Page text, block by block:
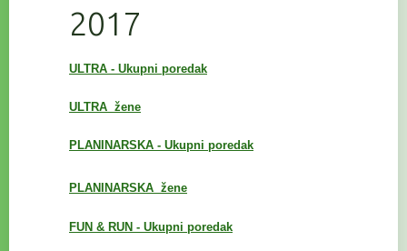
2017
ULTRA - Ukupni poredak
ULTRA žene
PLANINARSKA - Ukupni poredak
PLANINARSKA žene
FUN & RUN - Ukupni poredak